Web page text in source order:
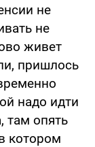
не
не
живет
пришлось
надо идти
там опять
котором